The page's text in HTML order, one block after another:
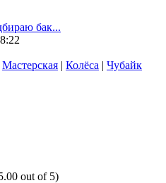
бак...
Мастерская | Колёса | Чубайк
out of 5)